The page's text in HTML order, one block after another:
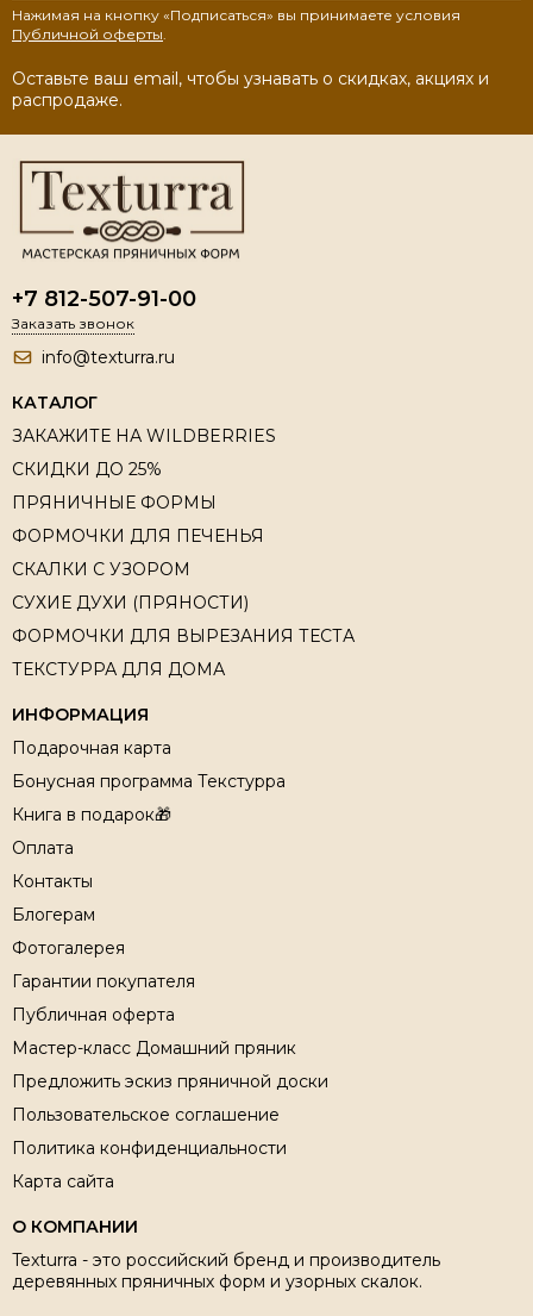
Нажимая на кнопку «Подписаться» вы принимаете условия
Публичной оферты
Оставьте ваш email, чтобы узнавать о скидках, акциях и
распродаже.
+7 812-507-91-00
Заказать звонок
info@texturra.ru
КАТАЛОГ
ЗАКАЖИТЕ НА WILDBERRIES
СКИДКИ ДО 25%
ПРЯНИЧНЫЕ ФОРМЫ
ФОРМОЧКИ ДЛЯ ПЕЧЕНЬЯ
СКАЛКИ С УЗОРОМ
СУХИЕ ДУХИ (ПРЯНОСТИ)
ФОРМОЧКИ ДЛЯ ВЫРЕЗАНИЯ ТЕСТА
ТЕКСТУРРА ДЛЯ ДОМА
ИНФОРМАЦИЯ
Подарочная карта
Бонусная программа Текстурра
Книга в подарок🎁
Оплата
Контакты
Блогерам
Фотогалерея
Гарантии покупателя
Публичная оферта
Мастер-класс Домашний пряник
Предложить эскиз пряничной доски
Пользовательское соглашение
Политика конфиденциальности
Карта сайта
О КОМПАНИИ
Texturra - это российский бренд и производитель
деревянных пряничных форм и узорных скалок.